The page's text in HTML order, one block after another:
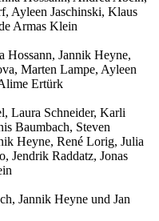
Ayleen Jaschinski, Klaus
Armas Klein
Hossann, Jannik Heyne,
Marten Lampe, Ayleen
Ertürk
Laura Schneider, Karli
Baumbach, Steven
Heyne, René Lorig, Julia
Jendrik Raddatz, Jonas
Jannik Heyne und Jan